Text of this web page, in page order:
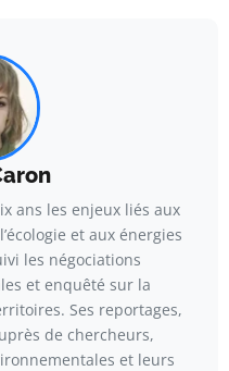
ans les enjeux liés aux
et aux énergies
les négociations
et enquêté sur la
Ses reportages,
de chercheurs,
et leurs